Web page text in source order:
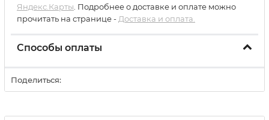
Яндекс.Карты . Подробнее о доставке и оплате можно
прочитать на странице - Доставка и оплата.
Способы оплаты
Поделиться: